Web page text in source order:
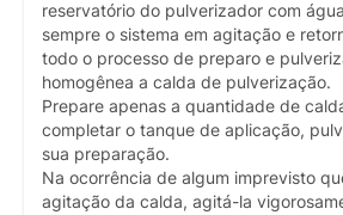
reservatório do pulverizador com
sempre o sistema em agitação e
todo o processo de preparo e
homogênea a calda de pulverização.
Prepare apenas a quantidade de
completar o tanque de aplicação,
sua preparação.
Na ocorrência de algum imprevisto
agitação da calda, agitá-la